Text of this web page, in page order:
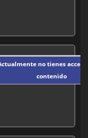
no tienes acceso
contenido